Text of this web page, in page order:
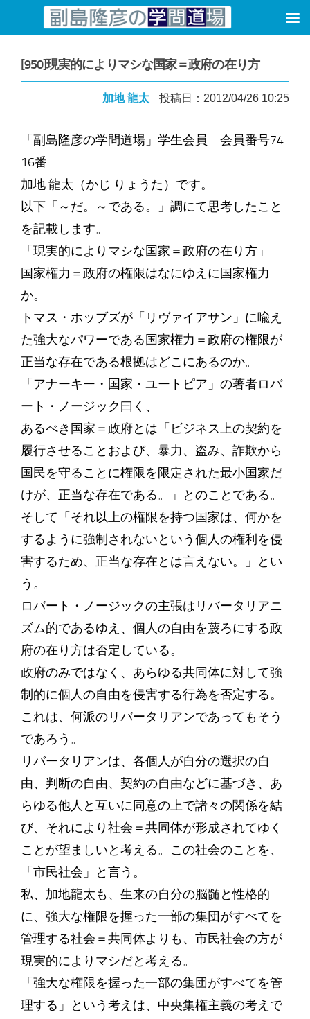
コンテンツへスキップ
[950]現実的によりマシな国家＝政府の在り方
加地 龍太 投稿日：2012/04/26 10:25
「副島隆彦の学問道場」学生会員 会員番号74
16番
加地 龍太（かじ りょうた）です。
以下「～だ。～である。」調にて思考したこと
を記載します。
「現実的によりマシな国家＝政府の在り方」
国家権力＝政府の権限はなにゆえに国家権力
か。
トマス・ホッブズが「リヴァイアサン」に喩え
た強大なパワーである国家権力＝政府の権限が
正当な存在である根拠はどこにあるのか。
「アナーキー・国家・ユートピア」の著者ロバ
ート・ノージック曰く、
あるべき国家＝政府とは「ビジネス上の契約を
履行させることおよび、暴力、盗み、詐欺から
国民を守ることに権限を限定された最小国家だ
けが、正当な存在である。」とのことである。
そして「それ以上の権限を持つ国家は、何かを
するように強制されないという個人の権利を侵
害するため、正当な存在とは言えない。」とい
う。
ロバート・ノージックの主張はリバータリアニ
ズム的であるゆえ、個人の自由を蔑ろにする政
府の在り方は否定している。
政府のみではなく、あらゆる共同体に対して強
制的に個人の自由を侵害する行為を否定する。
これは、何派のリバータリアンであってもそう
であろう。
リバータリアンは、各個人が自分の選択の自
由、判断の自由、契約の自由などに基づき、あ
らゆる他人と互いに同意の上で諸々の関係を結
び、それにより社会＝共同体が形成されてゆく
ことが望ましいと考える。この社会のことを、
「市民社会」と言う。
私、加地龍太も、生来の自分の脳髄と性格的
に、強大な権限を握った一部の集団がすべてを
管理する社会＝共同体よりも、市民社会の方が
現実的によりマシだと考える。
「強大な権限を握った一部の集団がすべてを管
理する」という考えは、中央集権主義の考えで